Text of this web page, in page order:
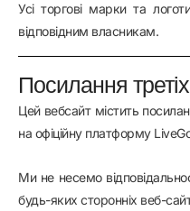
Усі торгові марки та
відповідним власникам.
Посилання
Цей вебсайт містить
на офіційну платформу
Ми не несемо
будь-яких сторонніх веб-